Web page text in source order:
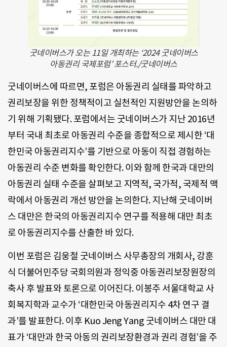
굿네이버스가 오는 11일 개최하는 ‘2024 굿네이버스
아동권리 국제포럼’ 포스터./굿네이버스
굿네이버스에 따르면, 포럼은 아동권리 실태를 파악하고
권리보장을 위한 정책적이고 실천적인 지원방안을 논의하
기 위해 기획됐다. 포럼에서는 굿네이버스가 지난 2016년
부터 국내 최초로 아동권리 수준을 종합적으로 제시한 ‘대
한민국 아동권리지수’를 기반으로 아동이 직접 경험하는
아동권리 수준 변화를 확인한다. 이와 함께 한국과 대만의
아동권리 실태 수준을 살펴보고 지역적, 국가적, 국제적 맥
락에서 아동권리 개선 방안을 논의한다. 지난해 굿네이버
스 대만은 한국의 아동권리지수 연구를 적용해 대만 최초
로 아동권리지수를 산출한 바 있다.
이번 포럼은 김웅철 굿네이버스 사무총장의 개회사, 강훈
식 더불어민주당 국회의원과 정익중 아동권리보장원장의
축사 후 발표와 토론으로 이어진다. 이봉주 서울대학교 사
회복지학과 교수가 ‘대한민국 아동권리지수 4차 연구 결
과’를 발표한다. 이후 Kuo Jeng Yang 굿네이버스 대만 대
표가 ‘대만과 한국 아동의 권리보장환경과 권리 경험’을 주